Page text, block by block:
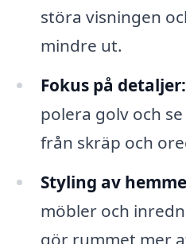
störa visningen
mindre ut.
Fokus på detaljer:
polera golv och
från skräp och
Styling av
möbler och
gör rummet mer